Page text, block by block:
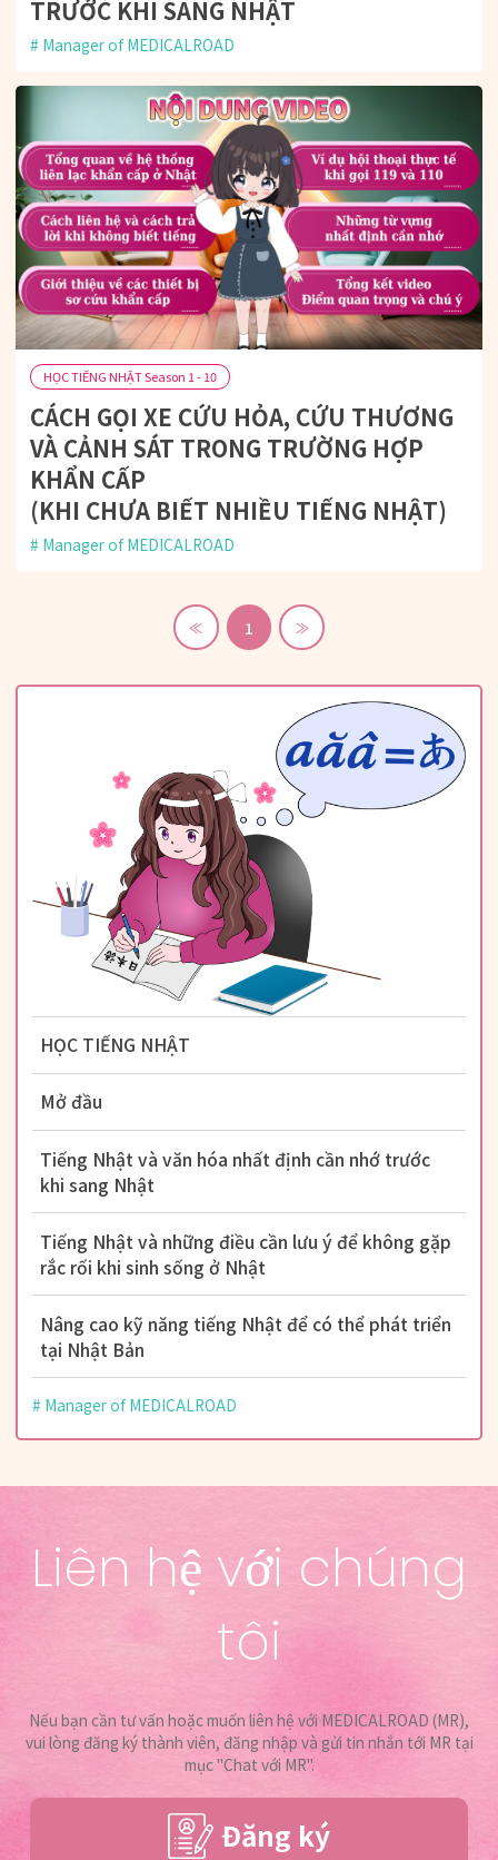
TRƯỚC KHI SANG NHẬT
Manager of MEDICALROAD
HỌC TIẾNG NHẬT Season 1 - 10
CÁCH GỌI XE CỨU HỎA, CỨU THƯƠNG
VÀ CẢNH SÁT TRONG TRƯỜNG HỢP
KHẨN CẤP
(KHI CHƯA BIẾT NHIỀU TIẾNG NHẬT)
Manager of MEDICALROAD
1
HỌC TIẾNG NHẬT
Mở đầu
Tiếng Nhật và văn hóa nhất định cần nhớ trước
khi sang Nhật
Tiếng Nhật và những điều cần lưu ý để không gặp
rắc rối khi sinh sống ở Nhật
Nâng cao kỹ năng tiếng Nhật để có thể phát triển
tại Nhật Bản
Manager of MEDICALROAD
Liên hệ với chúng
tôi
Nếu bạn cần tư vấn hoặc muốn liên hệ với MEDICALROAD (MR),
vui lòng đăng ký thành viên, đăng nhập và gửi tin nhắn tới MR tại
mục "Chat với MR".
Đăng ký